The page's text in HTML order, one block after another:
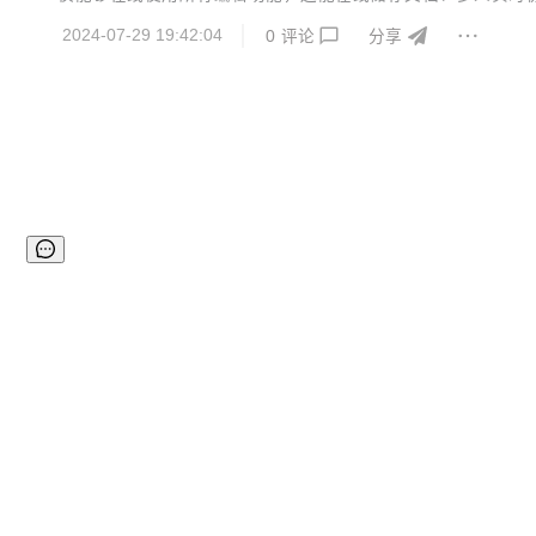
单填写房间，可在 ONLYOFFICE ...
2024-07-29 19:42:04 0 评论 分享